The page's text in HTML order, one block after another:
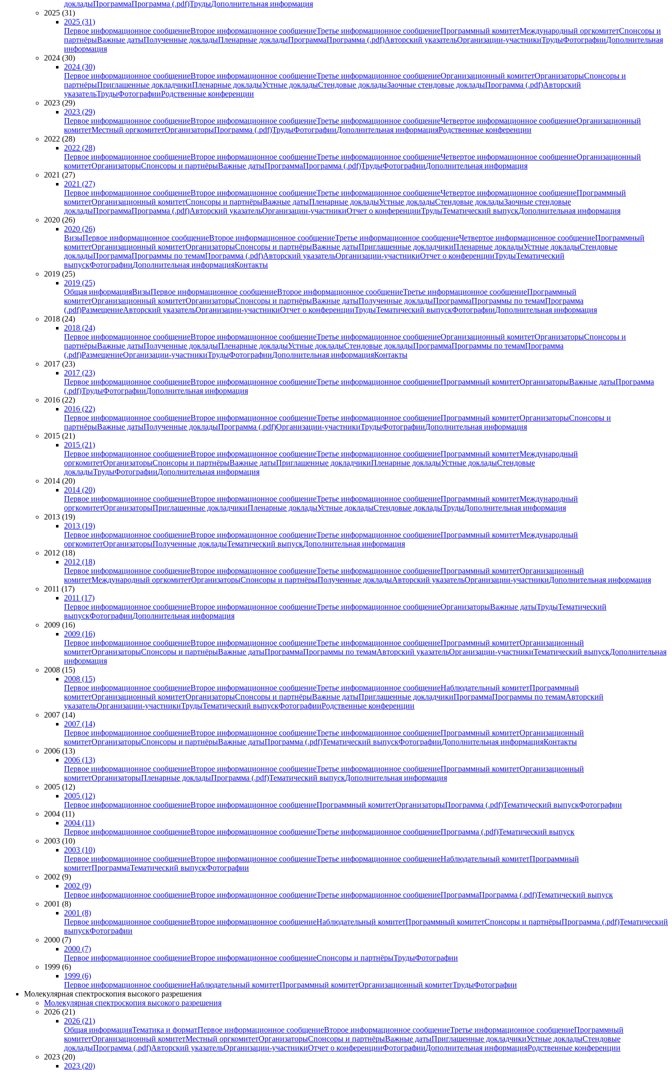
докладыПрограммаПрограмма (.pdf)ТрудыДополнительная информация
2025 (31)
2025 (31)
Первое информационное сообщениеВторое информационное сообщениеТретье информационное сообщениеПрограммный комитетМеждународный оргкомитетСпонсоры и
партнёрыВажные датыПолученные докладыПленарные докладыПрограммаПрограмма (.pdf)Авторский указательОрганизации-участникиТрудыФотографииДополнительная
информация
2024 (30)
2024 (30)
Первое информационное сообщениеВторое информационное сообщениеТретье информационное сообщениеОрганизационный комитетОрганизаторыСпонсоры и
партнёрыПриглашенные докладчикиПленарные докладыУстные докладыСтендовые докладыЗаочные стендовые докладыПрограмма (.pdf)Авторский
указательТрудыФотографииРодственные конференции
2023 (29)
2023 (29)
Первое информационное сообщениеВторое информационное сообщениеТретье информационное сообщениеЧетвертое информационное сообщениеОрганизационный
комитетМестный оргкомитетОрганизаторыПрограмма (.pdf)ТрудыФотографииДополнительная информацияРодственные конференции
2022 (28)
2022 (28)
Первое информационное сообщениеВторое информационное сообщениеТретье информационное сообщениеЧетвертое информационное сообщениеОрганизационный
комитетОрганизаторыСпонсоры и партнёрыВажные датыПрограммаПрограмма (.pdf)ТрудыФотографииДополнительная информация
2021 (27)
2021 (27)
Первое информационное сообщениеВторое информационное сообщениеТретье информационное сообщениеЧетвертое информационное сообщениеПрограммный
комитетОрганизационный комитетСпонсоры и партнёрыВажные датыПленарные докладыУстные докладыСтендовые докладыЗаочные стендовые
докладыПрограммаПрограмма (.pdf)Авторский указательОрганизации-участникиОтчет о конференцииТрудыТематический выпускДополнительная информация
2020 (26)
2020 (26)
ВизыПервое информационное сообщениеВторое информационное сообщениеТретье информационное сообщениеЧетвертое информационное сообщениеПрограммный
комитетОрганизационный комитетОрганизаторыСпонсоры и партнёрыВажные датыПриглашенные докладчикиПленарные докладыУстные докладыСтендовые
докладыПрограммаПрограммы по темамПрограмма (.pdf)Авторский указательОрганизации-участникиОтчет о конференцииТрудыТематический
выпускФотографииДополнительная информацияКонтакты
2019 (25)
2019 (25)
Общая информацияВизыПервое информационное сообщениеВторое информационное сообщениеТретье информационное сообщениеПрограммный
комитетОрганизационный комитетОрганизаторыСпонсоры и партнёрыВажные датыПолученные докладыПрограммаПрограммы по темамПрограмма
(.pdf)РазмещениеАвторский указательОрганизации-участникиОтчет о конференцииТрудыТематический выпускФотографииДополнительная информация
2018 (24)
2018 (24)
Первое информационное сообщениеВторое информационное сообщениеТретье информационное сообщениеОрганизационный комитетОрганизаторыСпонсоры и
партнёрыВажные датыПолученные докладыПленарные докладыУстные докладыСтендовые докладыПрограммаПрограммы по темамПрограмма
(.pdf)РазмещениеОрганизации-участникиТрудыФотографииДополнительная информацияКонтакты
2017 (23)
2017 (23)
Первое информационное сообщениеВторое информационное сообщениеТретье информационное сообщениеПрограммный комитетОрганизаторыВажные датыПрограмма
(.pdf)ТрудыФотографииДополнительная информация
2016 (22)
2016 (22)
Первое информационное сообщениеВторое информационное сообщениеТретье информационное сообщениеПрограммный комитетОрганизаторыСпонсоры и
партнёрыВажные датыПолученные докладыПрограмма (.pdf)Организации-участникиТрудыФотографииДополнительная информация
2015 (21)
2015 (21)
Первое информационное сообщениеВторое информационное сообщениеТретье информационное сообщениеПрограммный комитетМеждународный
оргкомитетОрганизаторыСпонсоры и партнёрыВажные датыПриглашенные докладчикиПленарные докладыУстные докладыСтендовые
докладыТрудыФотографииДополнительная информация
2014 (20)
2014 (20)
Первое информационное сообщениеВторое информационное сообщениеТретье информационное сообщениеПрограммный комитетМеждународный
оргкомитетОрганизаторыПриглашенные докладчикиПленарные докладыУстные докладыСтендовые докладыТрудыДополнительная информация
2013 (19)
2013 (19)
Первое информационное сообщениеВторое информационное сообщениеТретье информационное сообщениеПрограммный комитетМеждународный
оргкомитетОрганизаторыПолученные докладыТематический выпускДополнительная информация
2012 (18)
2012 (18)
Первое информационное сообщениеВторое информационное сообщениеТретье информационное сообщениеПрограммный комитетОрганизационный
комитетМеждународный оргкомитетОрганизаторыСпонсоры и партнёрыПолученные докладыАвторский указательОрганизации-участникиДополнительная информация
2011 (17)
2011 (17)
Первое информационное сообщениеВторое информационное сообщениеТретье информационное сообщениеОрганизаторыВажные датыТрудыТематический
выпускФотографииДополнительная информация
2009 (16)
2009 (16)
Первое информационное сообщениеВторое информационное сообщениеТретье информационное сообщениеПрограммный комитетОрганизационный
комитетОрганизаторыСпонсоры и партнёрыВажные датыПрограммаПрограммы по темамАвторский указательОрганизации-участникиТематический выпускДополнительная
информация
2008 (15)
2008 (15)
Первое информационное сообщениеВторое информационное сообщениеТретье информационное сообщениеНаблюдательный комитетПрограммный
комитетОрганизационный комитетОрганизаторыСпонсоры и партнёрыВажные датыПриглашенные докладчикиПрограммаПрограммы по темамАвторский
указательОрганизации-участникиТрудыТематический выпускФотографииРодственные конференции
2007 (14)
2007 (14)
Первое информационное сообщениеВторое информационное сообщениеТретье информационное сообщениеПрограммный комитетОрганизационный
комитетОрганизаторыСпонсоры и партнёрыВажные датыПрограмма (.pdf)Тематический выпускФотографииДополнительная информацияКонтакты
2006 (13)
2006 (13)
Первое информационное сообщениеВторое информационное сообщениеТретье информационное сообщениеПрограммный комитетОрганизационный
комитетОрганизаторыПленарные докладыПрограмма (.pdf)Тематический выпускДополнительная информация
2005 (12)
2005 (12)
Первое информационное сообщениеВторое информационное сообщениеПрограммный комитетОрганизаторыПрограмма (.pdf)Тематический выпускФотографии
2004 (11)
2004 (11)
Первое информационное сообщениеВторое информационное сообщениеТретье информационное сообщениеПрограмма (.pdf)Тематический выпуск
2003 (10)
2003 (10)
Первое информационное сообщениеВторое информационное сообщениеТретье информационное сообщениеНаблюдательный комитетПрограммный
комитетПрограммаТематический выпускФотографии
2002 (9)
2002 (9)
Первое информационное сообщениеВторое информационное сообщениеТретье информационное сообщениеПрограммаПрограмма (.pdf)Тематический выпуск
2001 (8)
2001 (8)
Первое информационное сообщениеВторое информационное сообщениеНаблюдательный комитетПрограммный комитетСпонсоры и партнёрыПрограмма (.pdf)Тематический
выпускФотографии
2000 (7)
2000 (7)
Первое информационное сообщениеВторое информационное сообщениеСпонсоры и партнёрыТрудыФотографии
1999 (6)
1999 (6)
Первое информационное сообщениеНаблюдательный комитетПрограммный комитетОрганизационный комитетТрудыФотографии
Молекулярная спектроскопия высокого разрешения
Молекулярная спектроскопия высокого разрешения
2026 (21)
2026 (21)
Общая информацияТематика и форматПервое информационное сообщениеВторое информационное сообщениеТретье информационное сообщениеПрограммный
комитетОрганизационный комитетМестный оргкомитетОрганизаторыСпонсоры и партнёрыВажные датыПриглашенные докладчикиУстные докладыСтендовые
докладыПрограмма (.pdf)Авторский указательОрганизации-участникиОтчет о конференцииФотографииДополнительная информацияРодственные конференции
2023 (20)
2023 (20)